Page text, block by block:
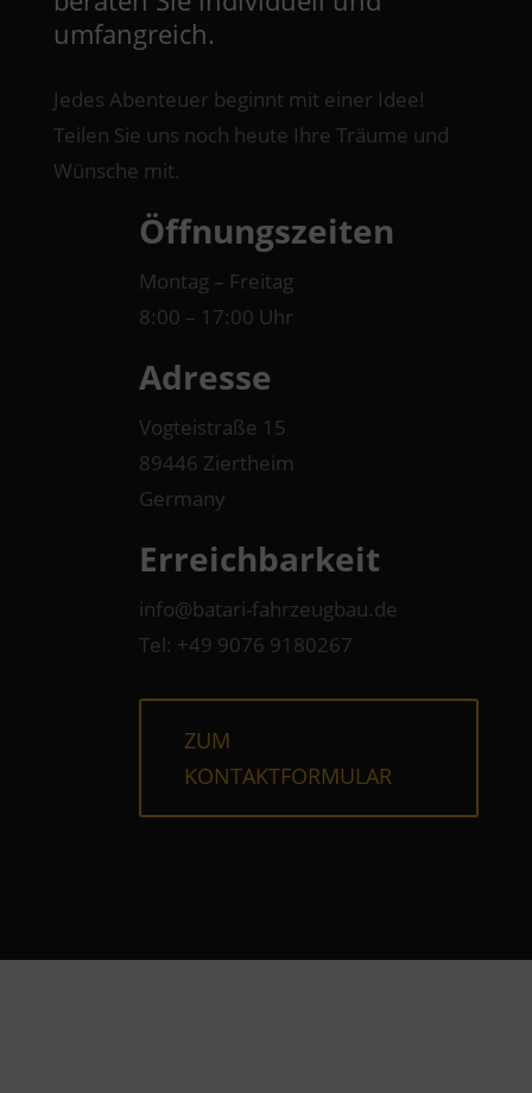
umfangreich.
Jedes Abenteuer beginnt mit einer Idee!
Teilen Sie uns noch heute Ihre Träume und
Wünsche mit.
Öffnungszeiten
Montag – Freitag
8:00 – 17:00 Uhr
Adresse
Vogteistraße 15
89446 Ziertheim
Germany
Erreichbarkeit
info@batari-fahrzeugbau.de
Tel: +49 9076 9180267
ZUM
KONTAKTFORMULAR